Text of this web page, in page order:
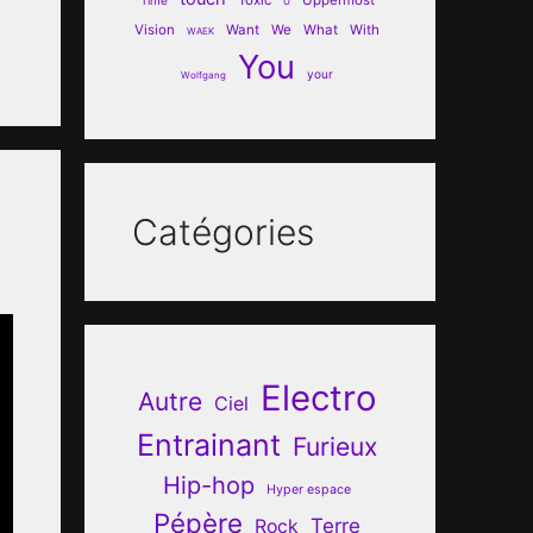
Vision
WAEK Want We What With
Wolfgang You your
Catégories
Autre Ciel Electro
Entrainant Furieux
Hip-hop Hyper espace
Pépère Rock Terre